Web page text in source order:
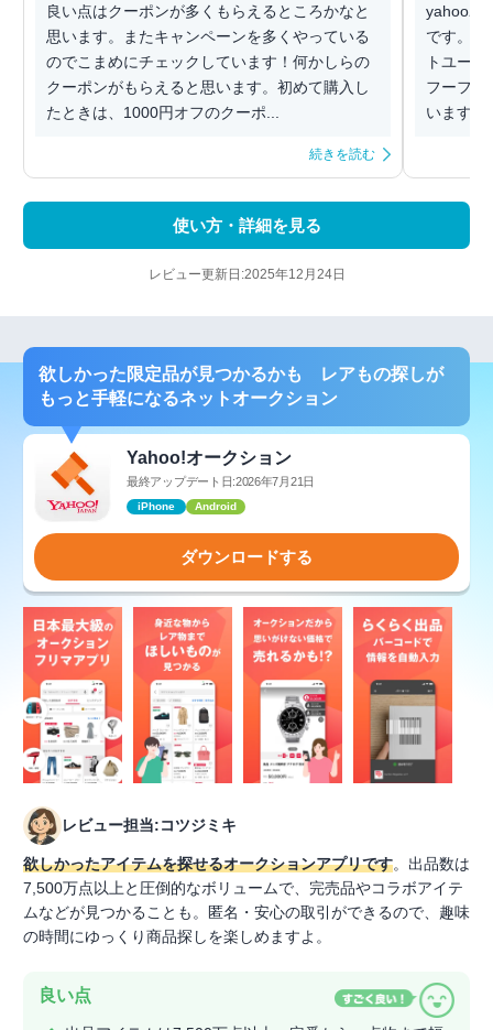
良い点はクーポンが多くもらえるところかなと
思います。またキャンペーンを多くやっている
のでこまめにチェックしています！何かしらの
クーポンがもらえると思います。初めて購入し
たときは、1000円オフのクーポ...
続きを読む
yahooユ
です。
トユー
フーフリ
います。
使い方・詳細を見る
レビュー更新日:2025年12月24日
欲しかった限定品が見つかるかも レアもの探しが
もっと手軽になるネットオークション
Yahoo!オークション
最終アップデート日:2026年7月21日
iPhone Android
ダウンロードする
レビュー担当:コツジミキ
欲しかったアイテムを探せるオークションアプリです。出品数は
7,500万点以上と圧倒的なボリュームで、完売品やコラボアイテ
ムなどが見つかることも。匿名・安心の取引ができるので、趣味
の時間にゆっくり商品探しを楽しめますよ。
良い点